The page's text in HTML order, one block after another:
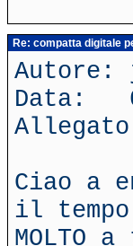
Re: compatta digitale
Autore:
Data:
Ciao a
il
MOLTO